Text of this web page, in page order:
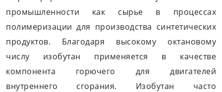
промышленности как сырье в процессах
полимеризации для производства синтетических
продуктов. Благодаря высокому октановому
числу изобутан применяется в качестве
компонента горючего для двигателей
внутреннего сгорания. Изобутан часто